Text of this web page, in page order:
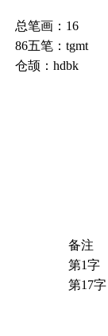
总笔画：16
86五笔：tgmt
仓颉：hdbk
备注
第1字
第17